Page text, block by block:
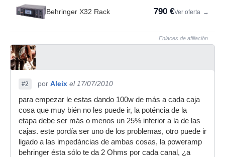
Behringer X32 Rack 790 €Ver oferta →
Enlaces de afiliación
#2 por Aleix el 17/07/2010
para empezar le estas dando 100w de más a cada caja
cosa que muy bién no les puede ir, la poténcia de la
etapa debe ser más o menos un 25% inferior a la de las
cajas. este pordía ser uno de los problemas, otro puede ir
ligado a las impedáncias de ambas cosas, la poweramp
behringer ésta sólo te da 2 Ohms por cada canal, ¿a